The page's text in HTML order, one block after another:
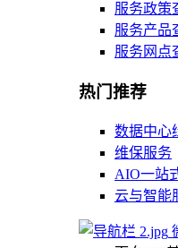
服务政策
服务产品
服务网点
热门推荐
数据中心
维保服务
AIO一站
云与智能